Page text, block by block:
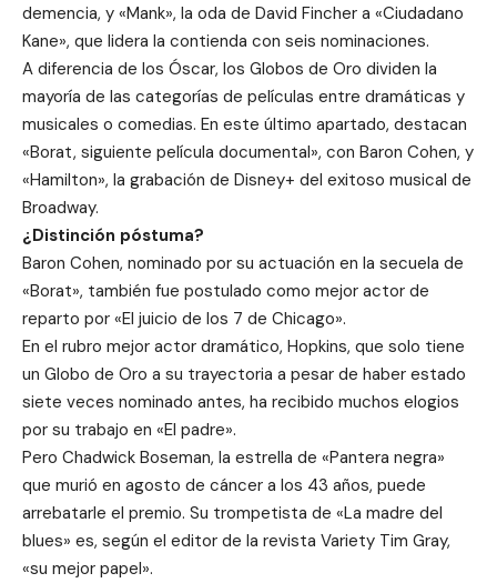
demencia, y «Mank», la oda de David Fincher a «Ciudadano
Kane», que lidera la contienda con seis nominaciones.
A diferencia de los Óscar, los Globos de Oro dividen la
mayoría de las categorías de películas entre dramáticas y
musicales o comedias. En este último apartado, destacan
«Borat, siguiente película documental», con Baron Cohen, y
«Hamilton», la grabación de Disney+ del exitoso musical de
Broadway.
¿Distinción póstuma?
Baron Cohen, nominado por su actuación en la secuela de
«Borat», también fue postulado como mejor actor de
reparto por «El juicio de los 7 de Chicago».
En el rubro mejor actor dramático, Hopkins, que solo tiene
un Globo de Oro a su trayectoria a pesar de haber estado
siete veces nominado antes, ha recibido muchos elogios
por su trabajo en «El padre».
Pero Chadwick Boseman, la estrella de «Pantera negra»
que murió en agosto de cáncer a los 43 años, puede
arrebatarle el premio. Su trompetista de «La madre del
blues» es, según el editor de la revista Variety Tim Gray,
«su mejor papel».